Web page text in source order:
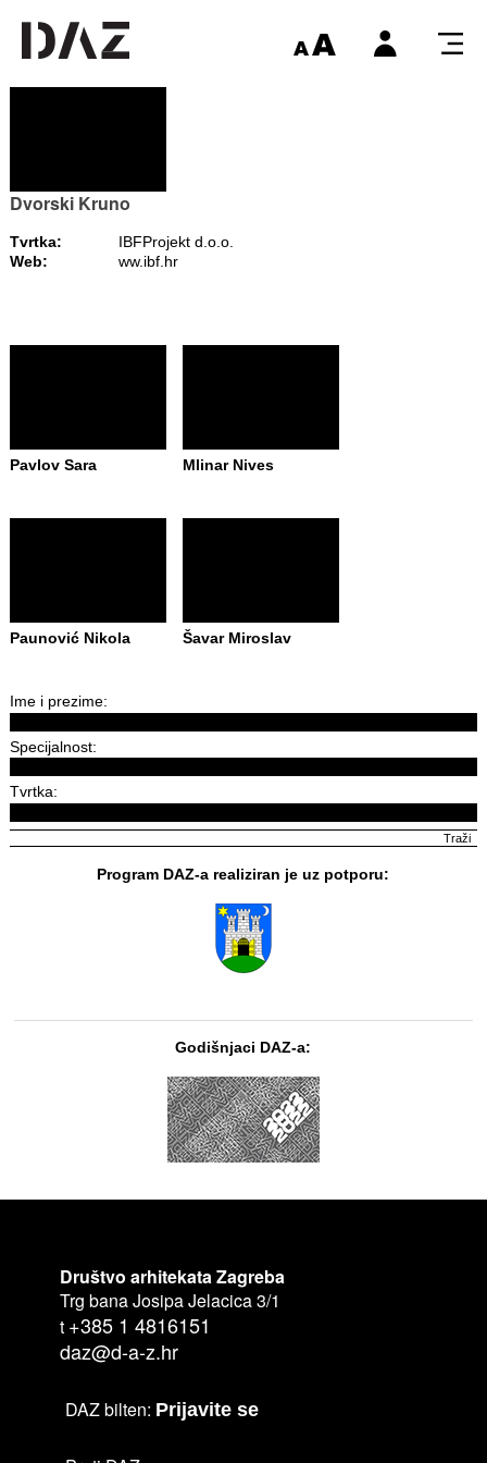
Dvorski Kruno
Tvrtka:
IBFProjekt d.o.o.
Web:
ww.ibf.hr
Pavlov Sara Mlinar Nives
Paunović Nikola Šavar Miroslav
Ime i prezime:
Specijalnost:
Tvrtka:
Program DAZ-a realiziran je uz potporu:
Godišnjaci DAZ-a:
Društvo arhitekata Zagreba
Trg bana Josipa Jelacica 3/1
t +385 1 4816151
daz@d-a-z.hr
DAZ bilten: Prijavite se